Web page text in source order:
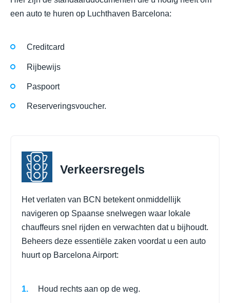
een auto te huren op Luchthaven Barcelona:
Creditcard
Rijbewijs
Paspoort
Reserveringsvoucher.
Verkeersregels
Het verlaten van BCN betekent onmiddellijk
navigeren op Spaanse snelwegen waar lokale
chauffeurs snel rijden en verwachten dat u bijhoudt.
Beheers deze essentiële zaken voordat u een auto
huurt op Barcelona Airport:
Houd rechts aan op de weg.